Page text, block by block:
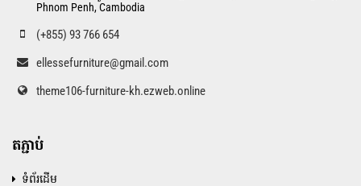
Phnom Penh, Cambodia
(+855) 93 766 654
ellessefurniture@gmail.com
theme106-furniture-kh.ezweb.online
តភ្ជាប់
ទំព័រដើម